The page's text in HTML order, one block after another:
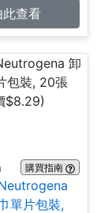
此查看
購買指南
單片包裝,